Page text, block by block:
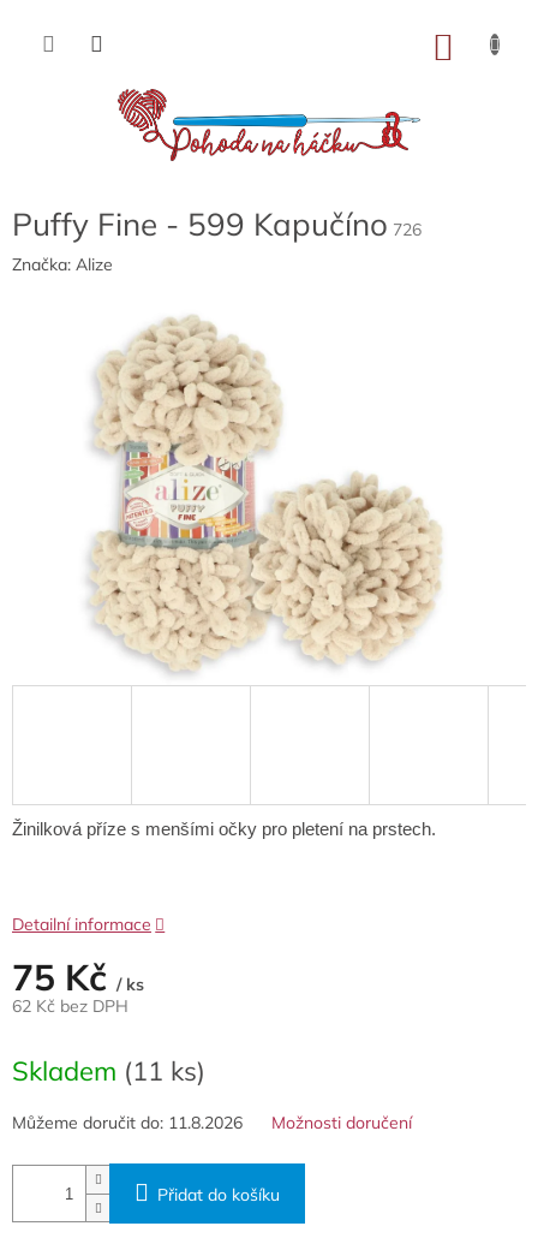
obsah
Puffy Fine - 599 Kapučíno 726
Značka: Alize
75 Kč / ks
62 Kč bez DPH
cena:
Skladem (11 ks)
Můžeme doručit do: 11.8.2026 Možnosti doručení
Přidat do košíku
Žinilková příze s menšími očky pro pletení na prstech.
Detailní informace